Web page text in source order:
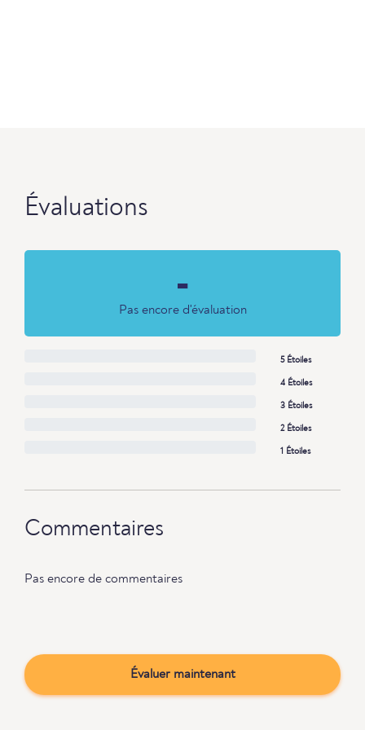
Évaluations
-
Pas encore d'évaluation
5 Étoiles
4 Étoiles
3 Étoiles
2 Étoiles
1 Étoiles
Commentaires
Pas encore de commentaires
Évaluer maintenant